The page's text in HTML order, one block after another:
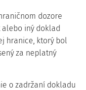
dozore
iný doklad
hranice, ktorý bol
za neplatný
o zadržaní dokladu